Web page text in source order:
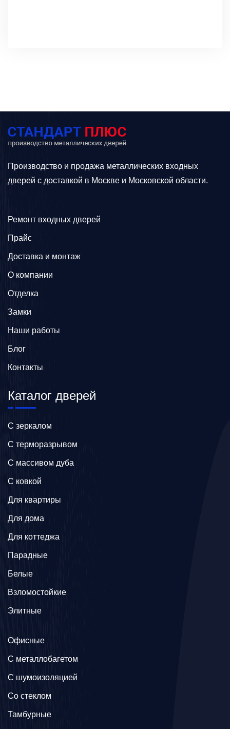
Производство и продажа металлических входных
дверей с доставкой в Москве и Московской области.
Ремонт входных дверей
Прайс
Доставка и монтаж
О компании
Отделка
Замки
Наши работы
Блог
Контакты
Каталог дверей
C зеркалом
C терморазрывом
C массивом дуба
C ковкой
Для квартиры
Для дома
Для коттеджа
Парадные
Белые
Взломостойкие
Элитные
Офисные
C металлобагетом
С шумоизоляцией
Со стеклом
Тамбурные